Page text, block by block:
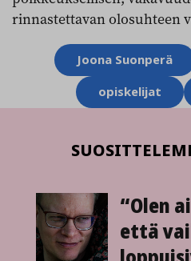
rinnastettavan olosuhteen
AihesanatJoona Suonperä
opiskelijat
“Olen
että